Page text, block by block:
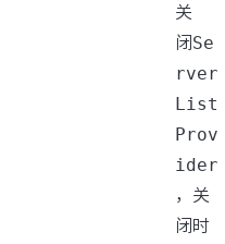
关
闭Se
rver
List
Prov
ider
，关
闭时